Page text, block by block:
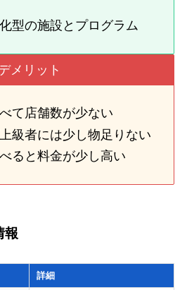
型の施設とプログラム
メリット
て店舗数が少ない
級者には少し物足りない
ると料金が少し高い
報
詳細